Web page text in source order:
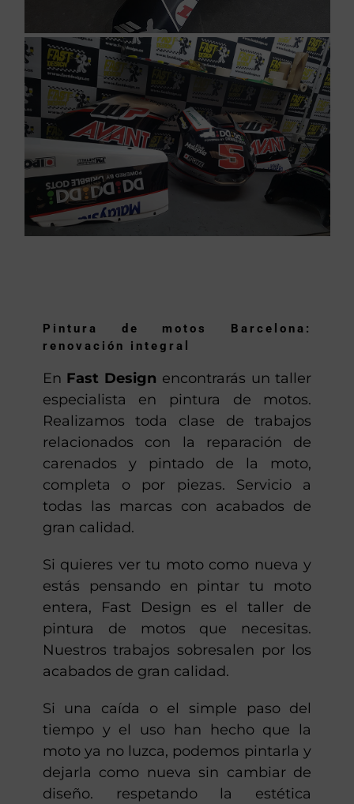
Pintura de motos Barcelona:
renovación integral
En Fast Design encontrarás un taller
especialista en pintura de motos.
Realizamos toda clase de trabajos
relacionados con la reparación de
carenados y pintado de la moto,
completa o por piezas. Servicio a
todas las marcas con acabados de
gran calidad.
Si quieres ver tu moto como nueva y
estás pensando en pintar tu moto
entera, Fast Design es el taller de
pintura de motos que necesitas.
Nuestros trabajos sobresalen por los
acabados de gran calidad.
Si una caída o el simple paso del
tiempo y el uso han hecho que la
moto ya no luzca, podemos pintarla y
dejarla como nueva sin cambiar de
diseño. respetando la estética